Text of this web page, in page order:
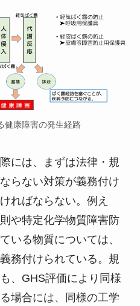
康障害の発生経路
には、まずは法律・規
らない対策が義務付け
ればならない。例え
や特定化学物質障害防
いる物質については、
務付けられている。規
、GHS評価により同様
場合には、同様の工学